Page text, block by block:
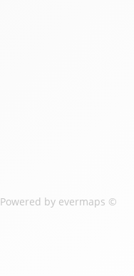
Powered by evermaps ©